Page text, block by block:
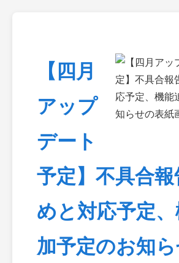
【四月
アップ
デート
予定】不具合報
めと対応予定
加予定のお知